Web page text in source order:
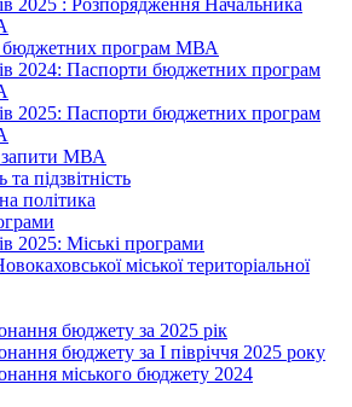
бюджетних програм МВА
2024: Паспорти бюджетних програм
2025: Паспорти бюджетних програм
МВА
та підзвітність
політика
2025: Міські програми
міської територіальної
бюджету за 2025 рік
бюджету за І півріччя 2025 року
міського бюджету 2024